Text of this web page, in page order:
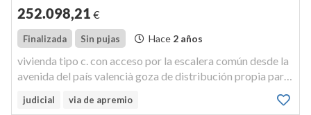
252.098,21 €
Finalizada Sin pujas Hace 2 años
vivienda tipo c. con acceso por la escalera común desde la
avenida del país valencià goza de distribución propia para
176,71 m² de los que 63,47 m² se ubican en planta bajo
judicial via de apremio